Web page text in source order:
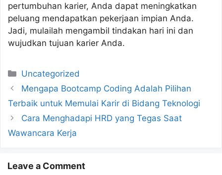
pertumbuhan karier, Anda dapat meningkatkan
peluang mendapatkan pekerjaan impian Anda.
Jadi, mulailah mengambil tindakan hari ini dan
wujudkan tujuan karier Anda.
Categories
Uncategorized
Mengapa Bootcamp Coding Adalah Pilihan
Terbaik untuk Memulai Karir di Bidang Teknologi
Cara Menghadapi HRD yang Tegas Saat
Wawancara Kerja
Leave a Comment